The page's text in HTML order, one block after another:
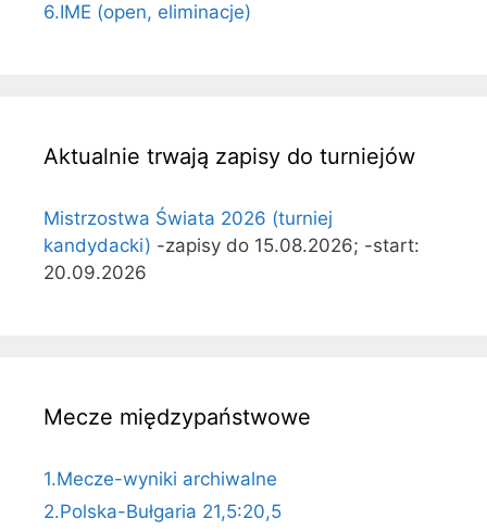
6.IME (open, eliminacje)
Aktualnie trwają zapisy do turniejów
Mistrzostwa Świata 2026 (turniej
kandydacki) -zapisy do 15.08.2026; -start:
20.09.2026
Mecze międzypaństwowe
1.Mecze-wyniki archiwalne
2.Polska-Bułgaria 21,5:20,5